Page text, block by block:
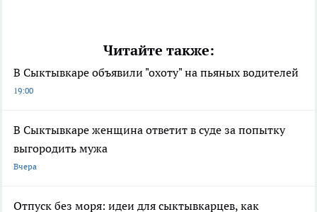
Читайте также:
В Сыктывкаре объявили "охоту" на пьяных водителей
19:00
В Сыктывкаре женщина ответит в суде за попытку
выгородить мужа
Вчера
Отпуск без моря: идеи для сыктывкарцев, как